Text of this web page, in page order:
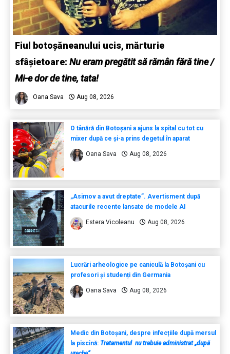
Fiul botoșăneanului ucis, mărturie
sfâșietoare: Nu eram pregătit să rămân fără tine /
Mi-e dor de tine, tata!
Oana Sava Aug 08, 2026
O tânără din Botoșani a ajuns la spital cu tot cu
mixer după ce și-a prins degetul în aparat
Oana Sava Aug 08, 2026
„Asimov a avut dreptate”. Avertisment după
atacurile recente lansate de modele AI
Estera Vicoleanu Aug 08, 2026
Lucrări arheologice pe caniculă la Botoșani cu
profesori și studenți din Germania
Oana Sava Aug 08, 2026
Medic din Botoșani, despre infecțiile după mersul
la piscină: Tratamentul nu trebuie administrat „după